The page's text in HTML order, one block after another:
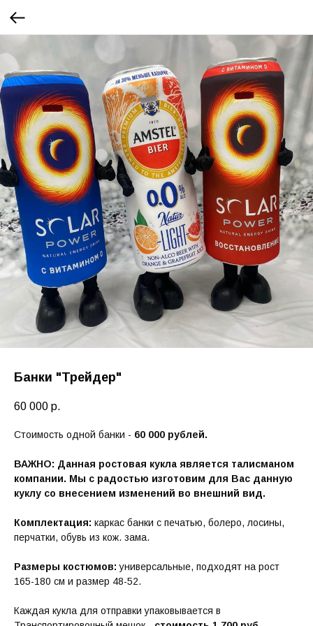
Банки "Трейдер"
60 000 р.
Стоимость одной банки - 60 000 рублей.
ВАЖНО: Данная ростовая кукла является талисманом
компании. Мы с радостью изготовим для Вас данную
куклу со внесением изменений во внешний вид.
Комплектация: каркас банки с печатью, болеро, лосины,
перчатки, обувь из кож. зама.
Размеры костюмов:универсальные, подходят на рост
165-180 см и размер 48-52.
Каждая кукла для отправки упаковывается в